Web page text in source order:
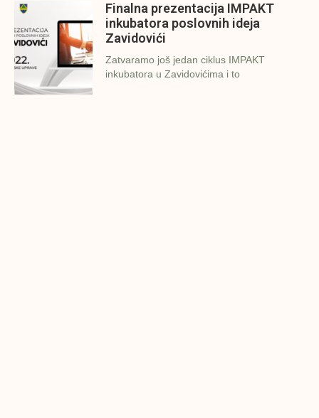
Finalna prezentacija IMPAKT
inkubatora poslovnih ideja
Zavidovići
Zatvaramo još jedan ciklus IMPAKT
inkubatora u Zavidovićima i to